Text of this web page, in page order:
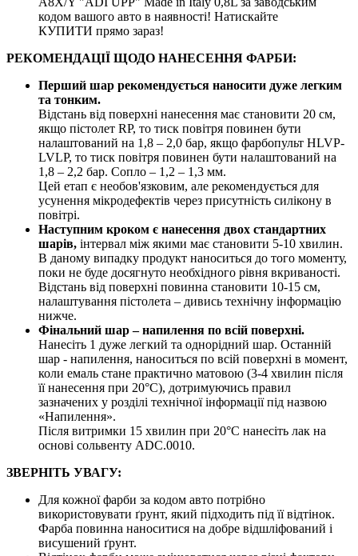
кодом вашого авто в наявності! Натискайте
КУПИТИ прямо зараз!
РЕКОМЕНДАЦІЇ ЩОДО НАНЕСЕННЯ ФАРБИ:
Перший шар рекомендується наносити дуже легким
та тонким.
Відстань від поверхні нанесення має становити 20 см,
якщо пістолет RP, то тиск повітря повинен бути
налаштований на 1,8 – 2,0 бар, якщо фарбопульт HLVP-
LVLP, то тиск повітря повинен бути налаштований на
1,8 – 2,2 бар. Сопло – 1,2 – 1,3 мм.
Цей етап є необов'язковим, але рекомендується для
усунення мікродефектів через присутність силікону в
повітрі.
Наступним кроком є нанесення двох стандартних
шарів, інтервал між якими має становити 5-10 хвилин.
В даному випадку продукт наноситься до того моменту,
поки не буде досягнуто необхідного рівня вкриваності.
Відстань від поверхні повинна становити 10-15 см,
налаштування пістолета – дивись технічну інформацію
нижче.
Фінальний шар – напилення по всій поверхні.
Нанесіть 1 дуже легкий та однорідний шар. Останній
шар - напилення, наноситься по всій поверхні в момент,
коли емаль стане практично матовою (3-4 хвилин після
її нанесення при 20°C), дотримуючись правил
зазначених у розділі технічної інформації під назвою
«Напилення».
Після витримки 15 хвилин при 20°C нанесіть лак на
основі сольвенту ADC.0010.
ЗВЕРНІТЬ УВАГУ:
Для кожної фарби за кодом авто потрібно
використовувати ґрунт, який підходить під її відтінок.
Фарба повинна наноситися на добре відшліфований і
висушений ґрунт.